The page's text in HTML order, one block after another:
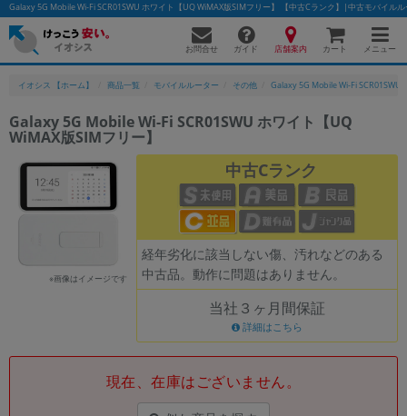
Galaxy 5G Mobile Wi-Fi SCR01SWU ホワイト【UQ WiMAX版SIMフリー】 【中古Cランク】|中古モバイル
お問合せ ガイド 店舗案内 カート メニュー
イオシス 【ホーム】 商品一覧 モバイルルーター その他 Galaxy 5G Mobile Wi-Fi SCR01SWU
Galaxy 5G Mobile Wi-Fi SCR01SWU ホワイト【UQ
WiMAX版SIMフリー】
※画像はイメージです
中古Cランク
経年劣化に該当しない傷、汚れなどのある
中古品。動作に問題はありません。
当社３ヶ月間保証
詳細はこちら
現在、在庫はございません。
かんたんパソコン検索に切り替える
フリーワード
除外ワード
人気の検索ワード： Let's note EliteBookMacBook
「スマートフォン」「タブレット」など